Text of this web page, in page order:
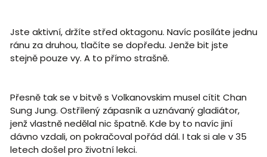
Jste aktivní, držíte střed oktagonu. Navíc posíláte jednu
ránu za druhou, tlačíte se dopředu. Jenže bit jste
stejně pouze vy. A to přímo strašně.
Přesně tak se v bitvě s Volkanovskim musel cítit Chan
Sung Jung. Ostřílený zápasník a uznávaný gladiátor,
jenž vlastně nedělal nic špatně. Kde by to navíc jiní
dávno vzdali, on pokračoval pořád dál. I tak si ale v 35
letech došel pro životní lekci.